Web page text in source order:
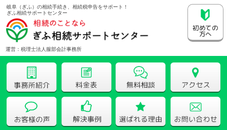
岐阜（ぎふ）の相続手続き、相続税申告をサポート！
ぎふ相続サポートセンター
運営：税理士法人服部会計事務所
初めての
方へ